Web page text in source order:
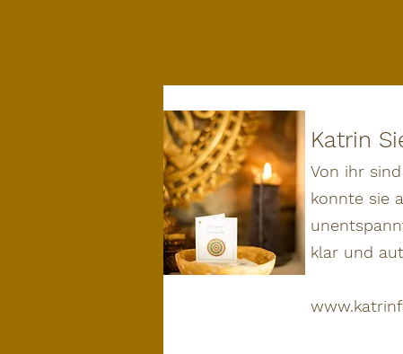
Katrin
Von ihr
konnte sie
klar und